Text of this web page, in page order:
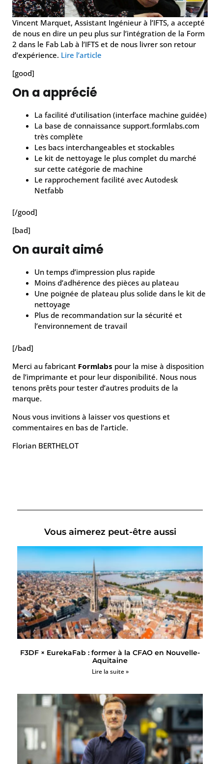
Vincent Marquet, Assistant Ingénieur à l’IFTS, a accepté
de nous en dire un peu plus sur l’intégration de la Form
2 dans le Fab Lab à l’IFTS et de nous livrer son retour
d’expérience. Lire l’article
[good]
On a apprécié
La facilité d’utilisation (interface machine guidée)
La base de connaissance support.formlabs.com
très complète
Les bacs interchangeables et stockables
Le kit de nettoyage le plus complet du marché
sur cette catégorie de machine
Le rapprochement facilité avec Autodesk
Netfabb
[/good]
[bad]
On aurait aimé
Un temps d’impression plus rapide
Moins d’adhérence des pièces au plateau
Une poignée de plateau plus solide dans le kit de
nettoyage
Plus de recommandation sur la sécurité et
l’environnement de travail
[/bad]
Merci au fabricant Formlabs pour la mise à disposition
de l’imprimante et pour leur disponibilité. Nous nous
tenons prêts pour tester d’autres produits de la
marque.
Nous vous invitions à laisser vos questions et
commentaires en bas de l’article.
Florian BERTHELOT
Vous aimerez peut-être aussi
F3DF × EurekaFab : former à la CFAO en Nouvelle-
Aquitaine
Lire la suite »